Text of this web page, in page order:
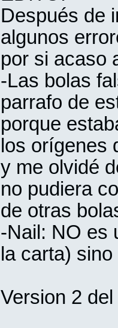
Después de
algunos
por si acaso
-Las bolas
parrafo de
porque
los orígenes
y me olvidé
no pudiera
de otras
-Nail: NO es
la carta)
Version 2